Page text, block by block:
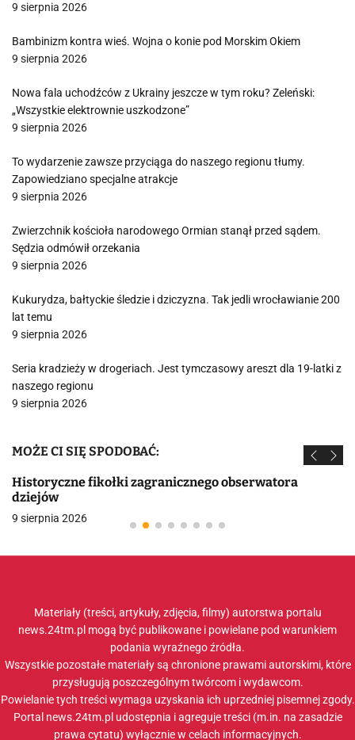
9 sierpnia 2026
Bambinizm kontra wieś. Wojna o konie pod Morskim Okiem
9 sierpnia 2026
Nowa fala uchodźców z Ukrainy jeszcze w tym roku? Zeleński:
„Wszystkie elektrownie uszkodzone”
9 sierpnia 2026
To wydarzenie zawsze przyciąga do naszego regionu tłumy.
Zapowiedziano specjalne atrakcje
9 sierpnia 2026
Zwierzchnik kościoła narodowego Ormian stanął przed sądem.
Sędzia odmówił orzekania
9 sierpnia 2026
Kukurydza, bałtyckie śledzie i dziczyzna. Tak jedli wrocławianie 200
lat temu
9 sierpnia 2026
Seria kradzieży w drogeriach. Jest tymczasowy areszt dla 19-latki z
naszego regionu
9 sierpnia 2026
MOŻE CI SIĘ SPODOBAĆ:
Historyczne fikołki zagranicznego obserwatora
dziejów
9 sierpnia 2026
Materiały (treści, artykuły, zdjęcia, filmy) autorstwa portalu
news.24tm.pl mogą być publikowane i powielane pod warunkiem
podania wyraźnego źródła.
Wszystkie pozostałe materiały są chronione prawami autorskimi, które
przysługują poszczególnym twórcom i wydawcom.
Powielanie tych treści wymaga uzyskania ich uprzedniej pisemnej zgody.
Portal news.24tm.pl udostępnia i agreguje treści (m.in. na zasadzie
prawa cytatu) wyłącznie w celach informacyjnych.